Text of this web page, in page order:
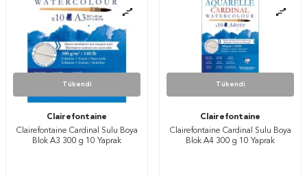
Tükendi
Clairefontaine
Clairefontaine Cardinal Sulu Boya
Blok A3 300 g 10 Yaprak
Tükendi
Clairefontaine
Clairefontaine Cardinal Sulu Boya
Blok A4 300 g 10 Yaprak